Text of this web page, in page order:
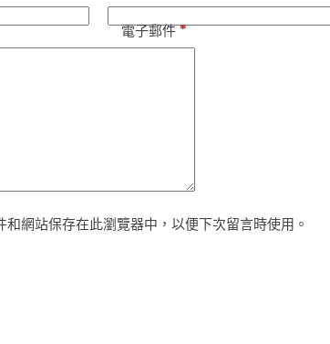
電子郵件*
和網站保存在此瀏覽器中，以便下次留言時使用。